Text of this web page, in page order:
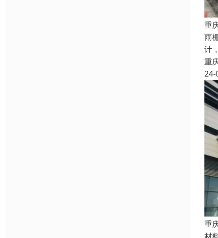
重
雨
计
重
24-
重